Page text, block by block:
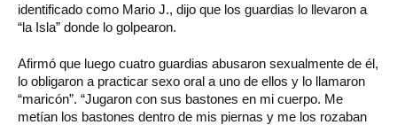
identificado como Mario J., dijo que los guardias lo llevaron a
“la Isla” donde lo golpearon.
Afirmó que luego cuatro guardias abusaron sexualmente de él,
lo obligaron a practicar sexo oral a uno de ellos y lo llamaron
“maricón”. “Jugaron con sus bastones en mi cuerpo. Me
metían los bastones dentro de mis piernas y me los rozaban